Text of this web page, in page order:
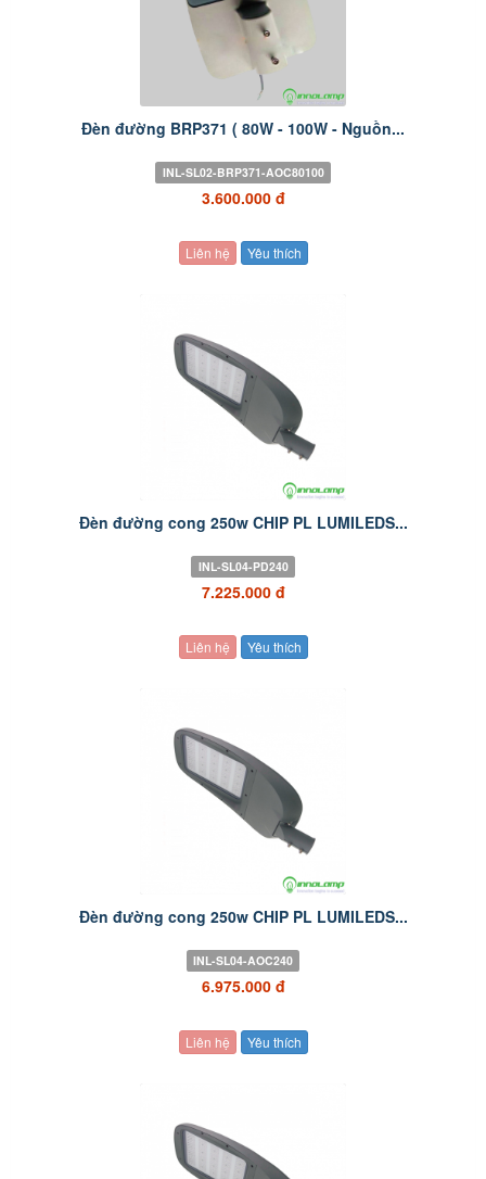
Đèn đường BRP371 ( 80W - 100W - Nguồn...
INL-SL02-BRP371-AOC80100
3.600.000 đ
Liên hệ Yêu thích
Đèn đường cong 250w CHIP PL LUMILEDS...
INL-SL04-PD240
7.225.000 đ
Liên hệ Yêu thích
Đèn đường cong 250w CHIP PL LUMILEDS...
INL-SL04-AOC240
6.975.000 đ
Liên hệ Yêu thích